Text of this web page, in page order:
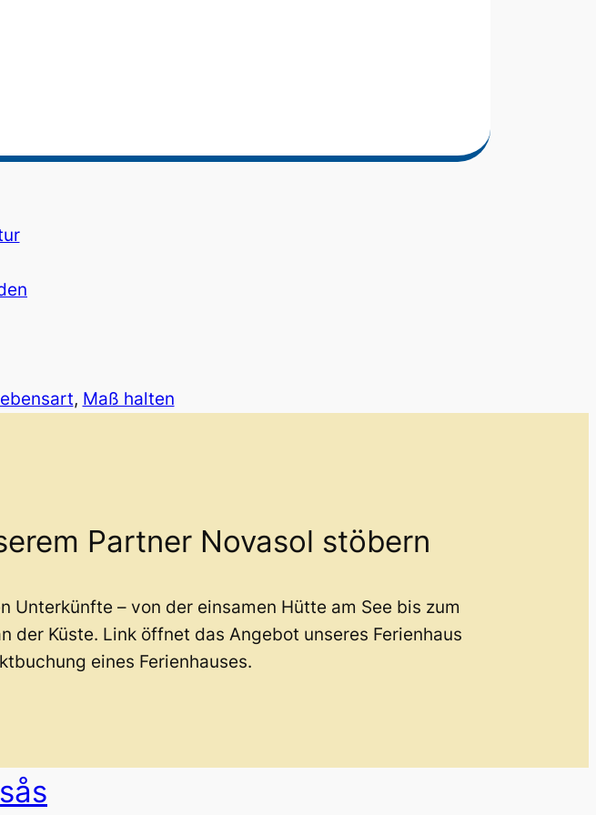
, Maß halten
Partner Novasol stöbern
Unterkünfte – von der einsamen Hütte am See bis zum
der Küste. Link öffnet das Angebot unseres Ferienhaus
eines Ferienhauses.